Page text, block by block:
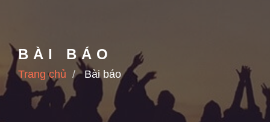
BÀI BÁO
Trang chủ Bài báo